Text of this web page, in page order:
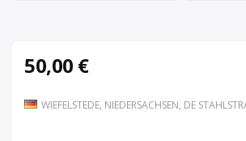
50,00 €
WIEFELSTEDE, NIEDERSACHSEN, DE